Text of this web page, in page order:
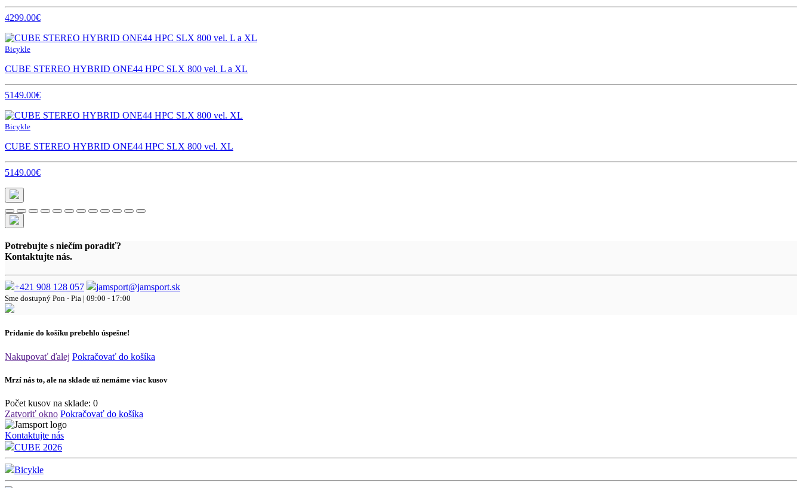
4299.00€
Bicykle
CUBE STEREO HYBRID ONE44 HPC SLX 800 vel. L a XL
5149.00€
Bicykle
CUBE STEREO HYBRID ONE44 HPC SLX 800 vel. XL
5149.00€
Potrebujte s niečím poradiť?
Kontaktujte nás.
+421 908 128 057 jamsport@jamsport.sk
Sme dostupný Pon - Pia | 09:00 - 17:00
Pridanie do košíku prebehlo úspešne!
Nakupovať ďalej Pokračovať do košíka
Mrzí nás to, ale na sklade už nemáme viac kusov
Počet kusov na sklade: 0
Zatvoriť okno Pokračovať do košíka
Kontaktujte nás
CUBE 2026
Bicykle